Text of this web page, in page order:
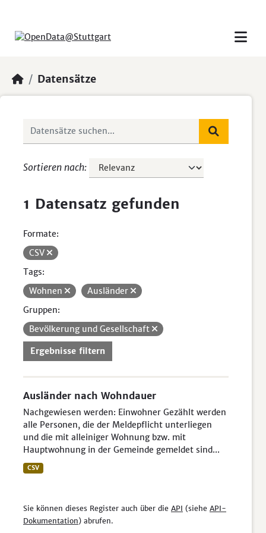
Datensätze
Sortieren nach
1 Datensatz gefunden
Formate:
CSV
Tags:
Wohnen
Ausländer
Gruppen:
Bevölkerung und Gesellschaft
Ergebnisse filtern
Ausländer nach Wohndauer
Nachgewiesen werden: Einwohner Gezählt werden
alle Personen, die der Meldepflicht unterliegen
und die mit alleiniger Wohnung bzw. mit
Hauptwohnung in der Gemeinde gemeldet sind...
CSV
Sie können dieses Register auch über die API (siehe API-
Dokumentation) abrufen.